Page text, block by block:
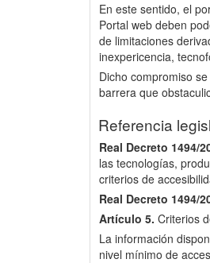
En este sentido, el
Portal web deben
de limitaciones
inexpericencia,
Dicho compromiso
barrera que
Referencia
Real Decreto 1494/
las tecnologías,
criterios de
Real Decreto 1494/
Artículo 5. Criterios
La información
nivel mínimo de